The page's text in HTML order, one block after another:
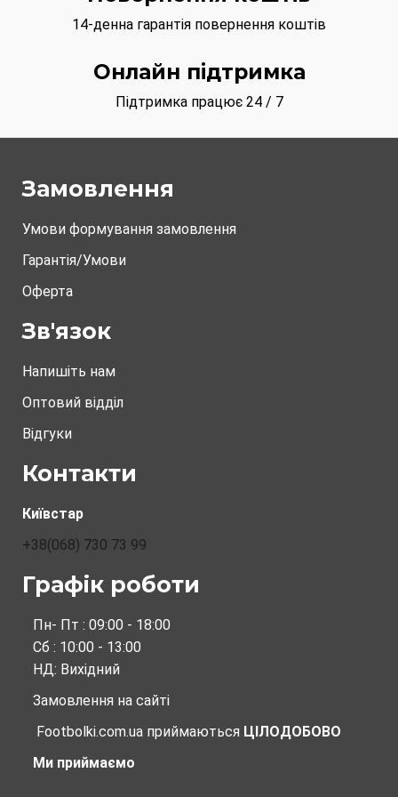
14-денна гарантія повернення коштів
Онлайн підтримка
Підтримка працює 24 / 7
Замовлення
Умови формування замовлення
Гарантія/Умови
Оферта
Зв'язок
Напишіть нам
Оптовий відділ
Відгуки
Контакти
Київстар
+38(068) 730 73 99
Графік роботи
Пн- Пт : 09:00 - 18:00
Сб : 10:00 - 13:00
НД: Вихідний
Замовлення на сайті
Footbolki.com.ua приймаються ЦІЛОДОБОВО
Ми приймаємо